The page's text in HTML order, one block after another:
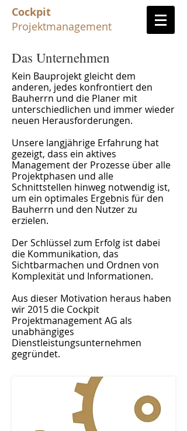
Cockpit
Projektmanagement
Das Unternehmen
Kein Bauprojekt gleicht dem
anderen, jedes konfrontiert den
Bauherrn und die Planer mit
unterschiedlichen und immer wieder
neuen Herausforderungen.
Unsere langjährige Erfahrung hat
gezeigt, dass ein aktives
Management der Prozesse über alle
Projektphasen und alle
Schnittstellen hinweg notwendig ist,
um ein optimales Ergebnis für den
Bauherrn und den Nutzer zu
erzielen.
Der Schlüssel zum Erfolg ist dabei
die Kommunika­tion, das
Sichtbarmachen und Ordnen von
Komplexität und Informationen.
Aus dieser Motivation heraus haben
wir 2015 die Cockpit
Projektmanagement AG als
unabhängiges
Dienstleistungsunternehmen
gegründet.